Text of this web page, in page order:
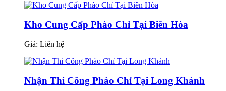
Kho Cung Cấp Phào Chỉ Tại Biên Hòa
Giá: Liên hệ
Nhận Thi Công Phào Chỉ Tại Long Khánh